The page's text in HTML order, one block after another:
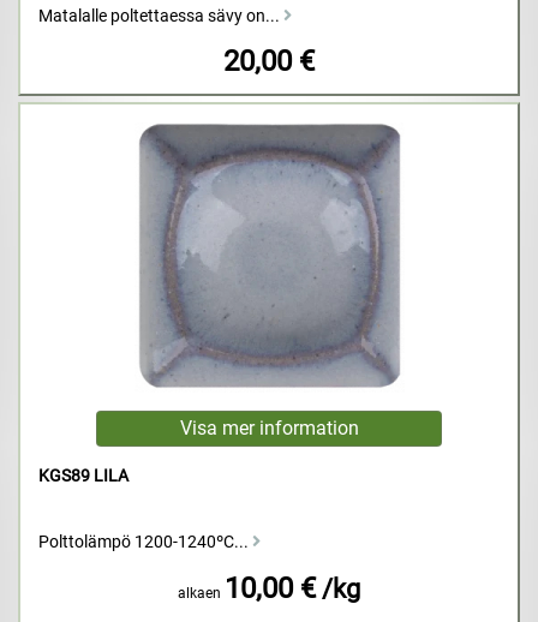
Matalalle poltettaessa sävy on...
20,00 €
KGS89 LILA
Polttolämpö 1200-1240ºC...
alkaen 10,00 € /kg